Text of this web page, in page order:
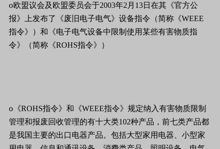
o欧盟议会及欧盟委员会于2003年2 月 13日在其 《官方公
报》 上发布了 《废旧电子电气》 设备指令（简称 《WEEE
指令》 ）和 《电子电气设备中限制使用某些有害物质指
令》 （简称 《ROHS指令》 ）
o 《ROHS指令》 和 《WEEE指令》 规定纳入有害物质限制
管理和报废回收管理的有十大类102种产品，前七类产品都
是我国主要的出口电器产品。包括大型家用电器、小型家